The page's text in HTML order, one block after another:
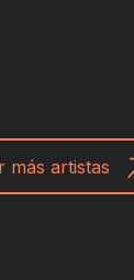
más artistas